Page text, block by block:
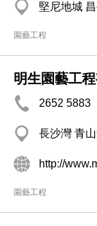
堅尼地城
園藝工程
明生園藝工
2652 5883
長沙灣 青
http://
園藝工程